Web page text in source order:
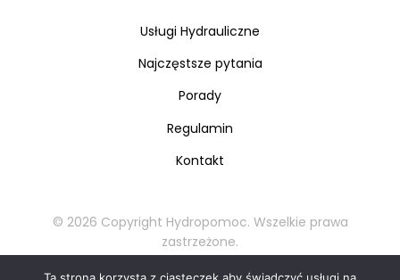
Usługi Hydrauliczne
Najczęstsze pytania
Porady
Regulamin
Kontakt
© 2026 Copyright Hydropomoc. Wszelkie prawa
zastrzeżone.